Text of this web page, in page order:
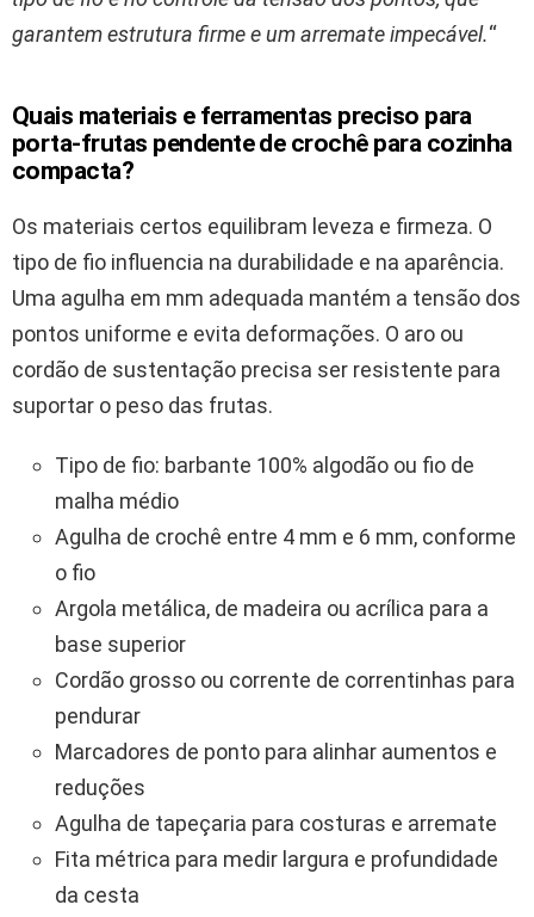
garantem estrutura firme e um arremate impecável.“
Quais materiais e ferramentas preciso para
porta-frutas pendente de crochê para cozinha
compacta?
Os materiais certos equilibram leveza e firmeza. O
tipo de fio influencia na durabilidade e na aparência.
Uma agulha em mm adequada mantém a tensão dos
pontos uniforme e evita deformações. O aro ou
cordão de sustentação precisa ser resistente para
suportar o peso das frutas.
Tipo de fio: barbante 100% algodão ou fio de
malha médio
Agulha de crochê entre 4 mm e 6 mm, conforme
o fio
Argola metálica, de madeira ou acrílica para a
base superior
Cordão grosso ou corrente de correntinhas para
pendurar
Marcadores de ponto para alinhar aumentos e
reduções
Agulha de tapeçaria para costuras e arremate
Fita métrica para medir largura e profundidade
da cesta